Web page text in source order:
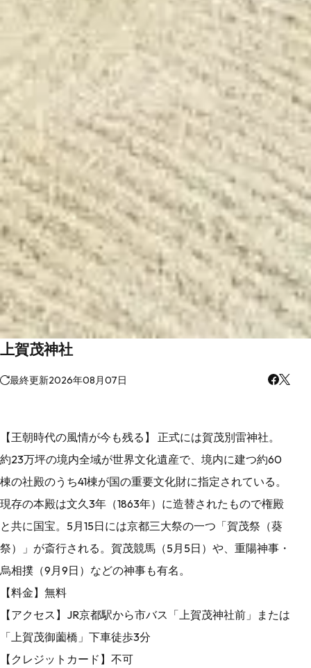
上賀茂神社
最終更新2026年08月07日
【王朝時代の風情が今も残る】 正式には賀茂別雷神社。
約23万坪の境内全域が世界文化遺産で、境内に建つ約60
棟の社殿のうち41棟が国の重要文化財に指定されている。
現存の本殿は文久3年（1863年）に造替されたもので権殿
と共に国宝。5月15日には京都三大祭の一つ「賀茂祭（葵
祭）」が斎行される。賀茂競馬（5月5日）や、重陽神事・
烏相撲（9月9日）などの神事も有名。
【料金】無料
【アクセス】JR京都駅から市バス「上賀茂神社前」または
「上賀茂御薗橋」下車徒歩3分
【クレジットカード】不可